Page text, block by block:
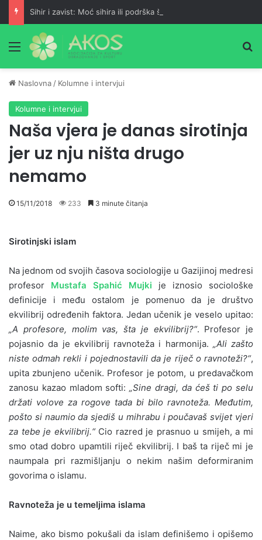
Sihir i zavist: Moć sihira ili podrška šejtana?
Meni
Naslovna / Kolumne i intervjui
Kolumne i intervjui
Naša vjera je danas sirotinja
jer uz nju ništa drugo
nemamo
15/11/2018 233 3 minute čitanja
Sirotinjski islam
Na jednom od svojih časova sociologije u Gazijinoj medresi
profesor Mustafa Spahić Mujki je iznosio sociološke
definicije i među ostalom je pomenuo da je društvo
ekvilibrij određenih faktora. Jedan učenik je veselo upitao:
„A profesore, molim vas, šta je ekvilibrij?“. Profesor je
pojasnio da je ekvilibrij ravnoteža i harmonija. „Ali zašto
niste odmah rekli i pojednostavili da je riječ o ravnoteži?“,
upita zbunjeno učenik. Profesor je potom, u predavačkom
zanosu kazao mladom softi:„Sine dragi, da ćeš ti po selu
držati volove za rogove tada bi bilo ravnoteža. Međutim,
pošto si naumio da sjediš u mihrabu i poučavaš svijet vjeri
za tebe je ekvilibrij.“Cio razred je prasnuo u smijeh, a mi
smo otad dobro upamtili riječ ekvilibrij. I baš ta riječ mi je
naumpala pri razmišljanju o nekim našim deformiranim
govorima o islamu.
Ravnoteža je u temeljima islama
Naime, ako bismo pokušali da islam definišemo i opišemo